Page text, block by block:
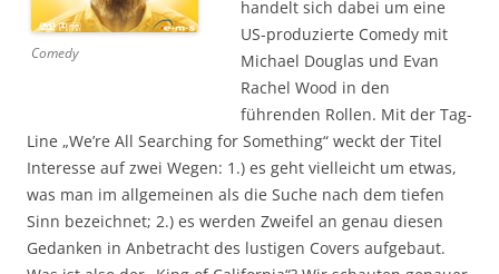
Comedy
handelt sich dabei um eine
US-produzierte Comedy mit
Michael Douglas und Evan
Rachel Wood in den
führenden Rollen. Mit der Tag-
Line „We’re All Searching for Something“ weckt der Titel
Interesse auf zwei Wegen: 1.) es geht vielleicht um etwas,
was man im allgemeinen als die Suche nach dem tiefen
Sinn bezeichnet; 2.) es werden Zweifel an genau diesen
Gedanken in Anbetracht des lustigen Covers aufgebaut.